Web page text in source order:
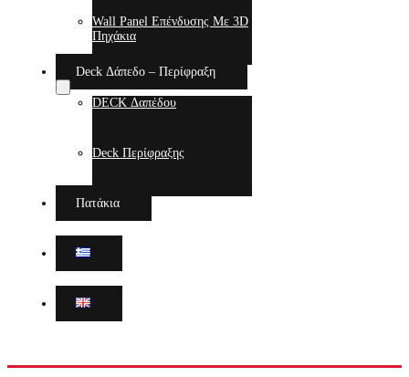
Wall Panel Επένδυσης Με 3D
Πηχάκια
Deck Δάπεδο – Περίφραξη
DECK Δαπέδου
Deck Περίφραξης
Πατάκια